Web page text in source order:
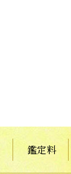
鑑定料